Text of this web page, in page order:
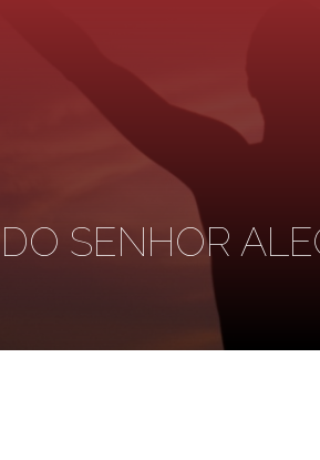
SENHOR